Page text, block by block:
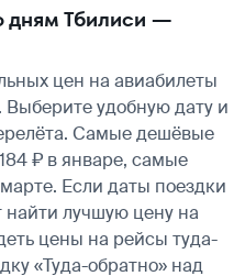
дням Тбилиси —
цен на авиабилеты
удобную дату и
Самые дешёвые
₽ в январе, самые
Если даты поездки
найти лучшую цену на
цены на рейсы туда-
«Туда-обратно» над